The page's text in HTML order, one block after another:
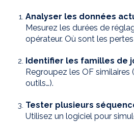
Analyser les données
Mesurez les durées de
opérateur. Où sont les
Identifier les familles de
Regroupez les OF similaires
outils…).
Tester plusieurs
Utilisez un logiciel pour